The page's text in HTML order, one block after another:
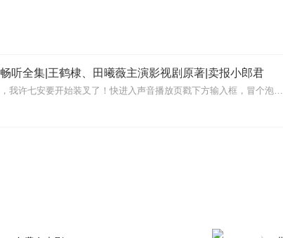
听全集|王鹤棣、田曦薇主演影视剧原著|卖报小郎君
【冒泡有奖】听说杨千幻那厮要与我一较高下，我许七安要开始装叉了！快进入声音播放页戳下方输入框，冒个泡偷偷告诉我，我要用哪些诗词才能胜过他？说得好的，有赏！202...